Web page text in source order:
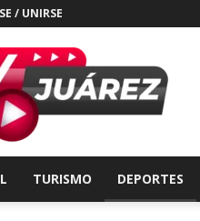
/ UNIRSE
TURISMO DEPORTES